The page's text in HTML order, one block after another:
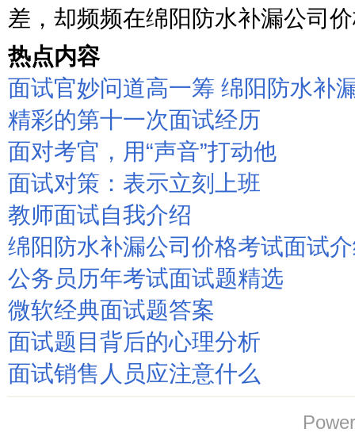
差，却频频在绵阳防水补漏公司
热点内容
面试官妙问道高一筹 绵阳防水补
精彩的第十一次面试经历
面对考官，用“声音”打动他
面试对策：表示立刻上班
教师面试自我介绍
绵阳防水补漏公司价格考试面试
公务员历年考试面试题精选
微软经典面试题答案
面试题目背后的心理分析
面试销售人员应注意什么